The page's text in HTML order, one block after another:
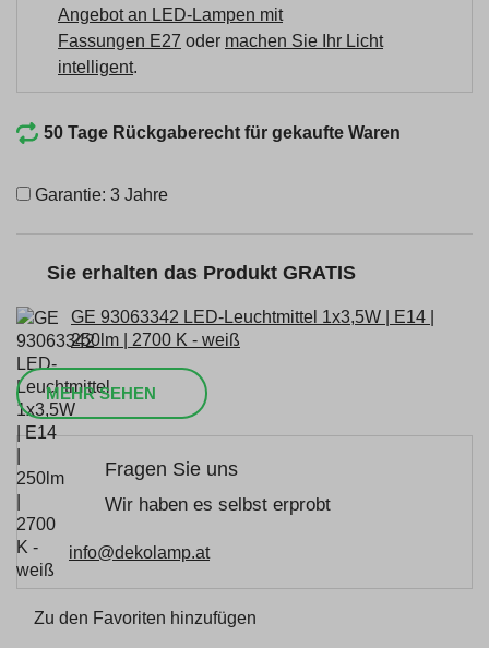
Angebot an LED-Lampen mit
Fassungen E27 oder machen Sie Ihr Licht
intelligent.
50 Tage Rückgaberecht für gekaufte Waren
Garantie: 3 Jahre
Sie erhalten das Produkt GRATIS
GE 93063342 LED-Leuchtmittel 1x3,5W | E14 |
250lm | 2700 K - weiß
MEHR SEHEN
Fragen Sie uns
Wir haben es selbst erprobt
info@dekolamp.at
Zu den Favoriten hinzufügen